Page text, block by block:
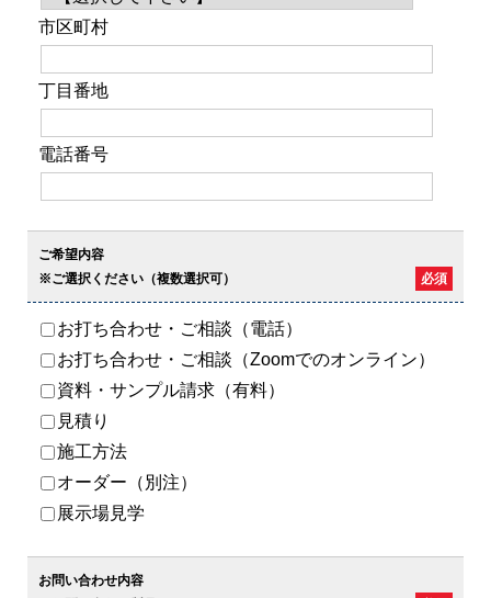
市区町村
丁目番地
電話番号
ご希望内容
※ご選択ください（複数選択可）
必須
お打ち合わせ・ご相談（電話）
お打ち合わせ・ご相談（Zoomでのオンライン）
資料・サンプル請求（有料）
見積り
施工方法
オーダー（別注）
展示場見学
お問い合わせ内容